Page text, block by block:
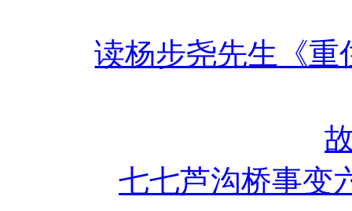
读杨步尧先生《重
七七芦沟桥事变